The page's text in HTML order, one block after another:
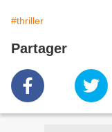
#thriller
Partager